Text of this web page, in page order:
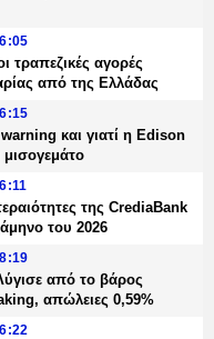
τραπεζικές αγορές
από της Ελλάδας
και γιατί η Edison
μισογεμάτο
της CrediaBank
του 2026
από το βάρος
απώλειες 0,59%